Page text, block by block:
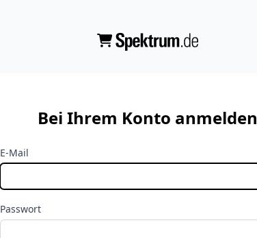
Bei Ihrem Konto anmelden
E-Mail
Passwort